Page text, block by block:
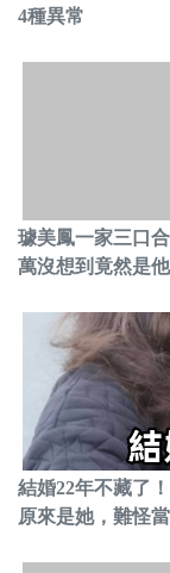
4種異常
璩美鳳一家三口
萬沒想到竟然是
結婚22年不藏了
原來是她，難怪